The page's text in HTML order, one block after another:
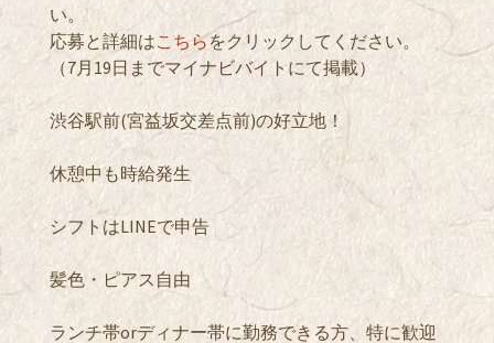
い。
応募と詳細はこちらをクリックしてください。
（7月19日までマイナビバイトにて掲載）
渋谷駅前(宮益坂交差点前)の好立地！
休憩中も時給発生
シフトはLINEで申告
髪色・ピアス自由
ランチ帯orディナー帯に勤務できる方、特に歓迎